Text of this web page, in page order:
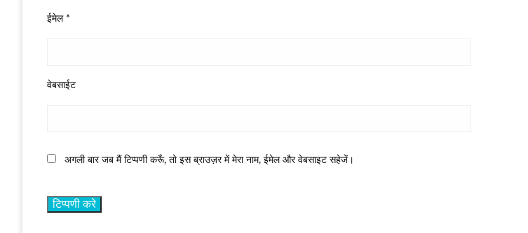
ईमेल *
वेबसाईट
अगली बार जब मैं टिप्पणी करूँ, तो इस ब्राउज़र में मेरा नाम, ईमेल और वेबसाइट सहेजें।